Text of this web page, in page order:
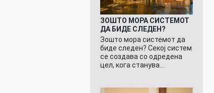
ЗОШТО МОРА СИСТЕМОТ
ДА БИДЕ СЛЕДЕН?
Зошто мора системот да
биде следен? Секој систем
се создава со одредена
цел, кога станува…